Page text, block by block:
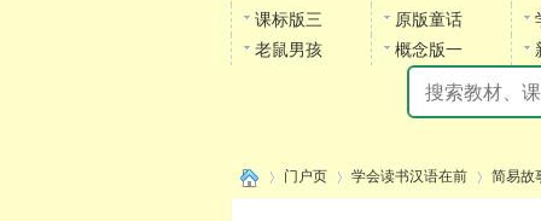
课标版三
原版童话
老鼠男孩
概念版一
门户页 学会读书汉语在前 简易故